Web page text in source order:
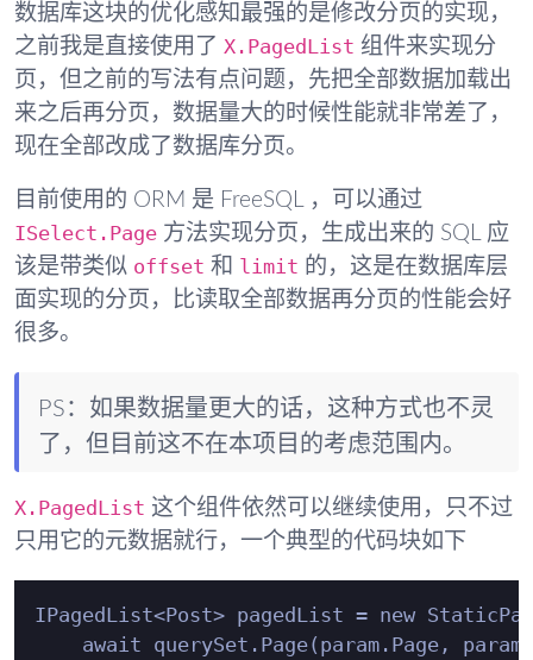
数据库这块的优化感知最强的是修改分页的实现，
之前我是直接使用了 X.PagedList 组件来实现分
页，但之前的写法有点问题，先把全部数据加载出
来之后再分页，数据量大的时候性能就非常差了，
现在全部改成了数据库分页。
目前使用的 ORM 是 FreeSQL ，可以通过
ISelect.Page 方法实现分页，生成出来的 SQL 应
该是带类似 offset 和 limit 的，这是在数据库层
面实现的分页，比读取全部数据再分页的性能会好
很多。
PS：如果数据量更大的话，这种方式也不灵
了，但目前这不在本项目的考虑范围内。
X.PagedList 这个组件依然可以继续使用，只不过
只用它的元数据就行，一个典型的代码块如下
IPagedList<Post> pagedList = new
await querySet.Page(param.Page,